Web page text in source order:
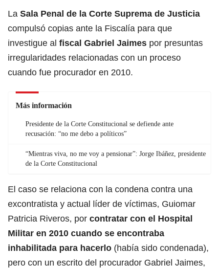
La Sala Penal de la Corte Suprema de Justicia
compulsó copias ante la Fiscalía para que
investigue al fiscal Gabriel Jaimes por presuntas
irregularidades relacionadas con un proceso
cuando fue procurador en 2010.
Más información
Presidente de la Corte Constitucional se defiende ante
recusación: “no me debo a políticos”
“Mientras viva, no me voy a pensionar”: Jorge Ibáñez, presidente
de la Corte Constitucional
El caso se relaciona con la condena contra una
excontratista y actual líder de víctimas, Guiomar
Patricia Riveros, por contratar con el Hospital
Militar en 2010 cuando se encontraba
inhabilitada para hacerlo (había sido condenada),
pero con un escrito del procurador Gabriel Jaimes,